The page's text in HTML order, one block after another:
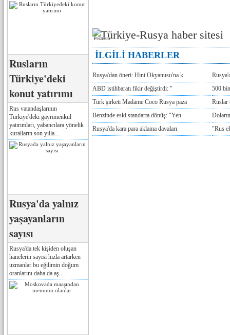
Rusların
Türkiye'deki
konut yatırımı
Rus vatandaşlarının
Türkiye'deki gayrimenkul
yatırımları, yabancılara yönelik
kuralların son yılla...
Rusya'da yalnız
yaşayanların
sayısı
Rusya'da tek kişiden oluşan
hanelerin sayısı hızla artarken
uzmanlar bu eğilimin doğum
oranlarını daha da aş...
Реклама
İLGİLİ HABERLER
Rusya'dan öneri: Hint Okyanusu'na k
ABD istihbaratı fikir değiştirdi: "
500
Türk şirketi Madame Coco Rusya paza
Ruslar
Benzinde eski standarta dönüş: "Yen
Rusya'da kara para aklama davaları
"Rus